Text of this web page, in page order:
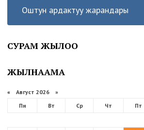
Оштун ардактуу жарандары
СУРАМ ЖЫЛОО
ЖЫЛНААМА
« Август 2026 »
Пн
Вт Ср Чт Пт